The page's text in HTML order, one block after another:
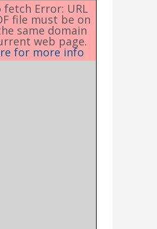
fetch Error: URL
file must be on
same domain
web page.
for more info